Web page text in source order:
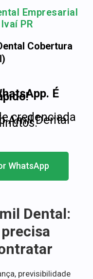
Empresarial
PR
Cobertura
É
credenciada
Amil Dental
WhatsApp
Dental:
previsibilidade